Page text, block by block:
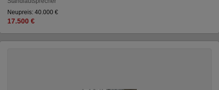
Neupreis: 40.000 €
17.500 €